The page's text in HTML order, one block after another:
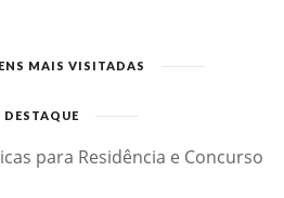
MAIS VISITADAS
DESTAQUE
para Residência e Concurso